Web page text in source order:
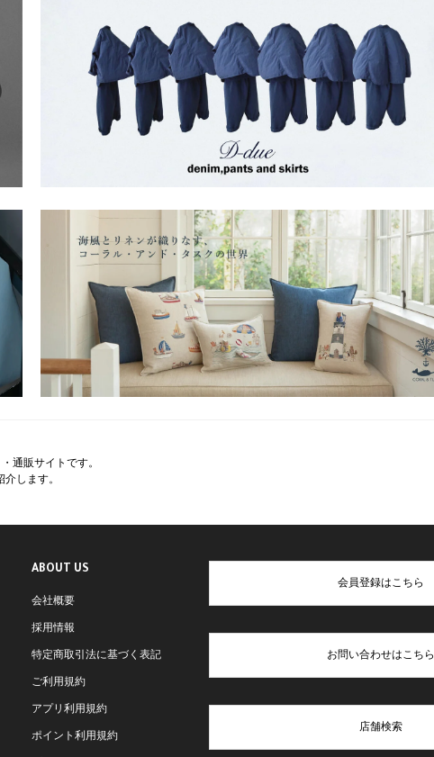
通販サイトです。
します。
ABOUT US
会社概要
採用情報
特定商取引法に基づく表記
ご利用規約
アプリ利用規約
ポイント利用規約
会員登録はこちら
お問い合わせはこちら
店舗検索